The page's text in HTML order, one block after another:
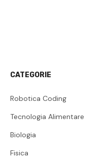
CATEGORIE
Robotica Coding
Tecnologia Alimentare
Biologia
Fisica